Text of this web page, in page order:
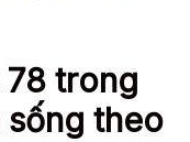
trong
theo